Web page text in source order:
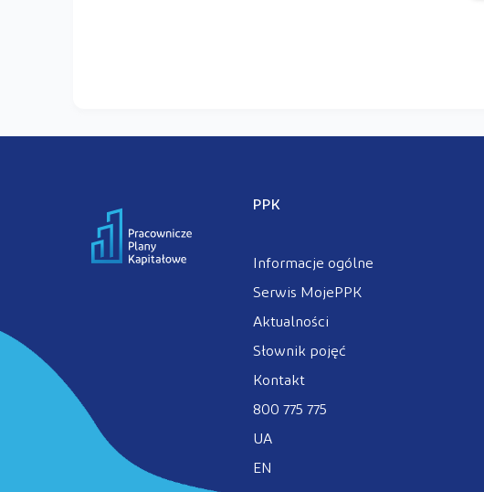
PPK
Informacje ogólne
Serwis MojePPK
Aktualności
Słownik pojęć
Kontakt
800 775 775
UA
EN